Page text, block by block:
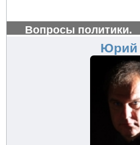
Вопросы политики.
Юрий